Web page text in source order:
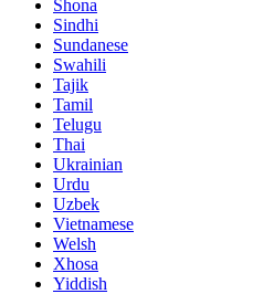
Shona
Sindhi
Sundanese
Swahili
Tajik
Tamil
Telugu
Thai
Ukrainian
Urdu
Uzbek
Vietnamese
Welsh
Xhosa
Yiddish